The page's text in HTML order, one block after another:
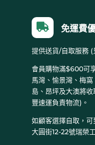
 免運費
提供送貨/自取服務 (
會員購物滿$600可
馬灣、愉景灣、梅
島、昂坪及大澳將
豐速運負責物流)。
如顧客選擇自取，
大圓街12-22號瑞榮